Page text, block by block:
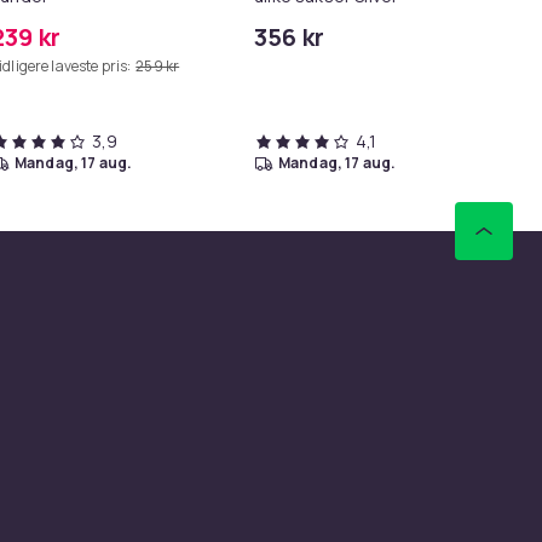
kr
laveste pris: 259 kr
3,9
mandag, 17 aug.
356 kr
4,1
mandag, 17 aug.